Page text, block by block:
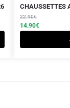
CHAUSSETTES
22.90€
Le
prix
initial
était :
14.90€
Le
prix
actuel
est :